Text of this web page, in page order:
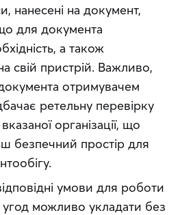
нанесені на документ,
для документа
а також
свій пристрій. Важливо,
отримувачем
ретельну перевірку
організації, що
безпечний простір для
умови для роботи
угод можливо укладати без